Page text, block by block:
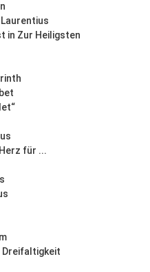
in Zur Heiligsten
für ...
Dreifaltigkeit